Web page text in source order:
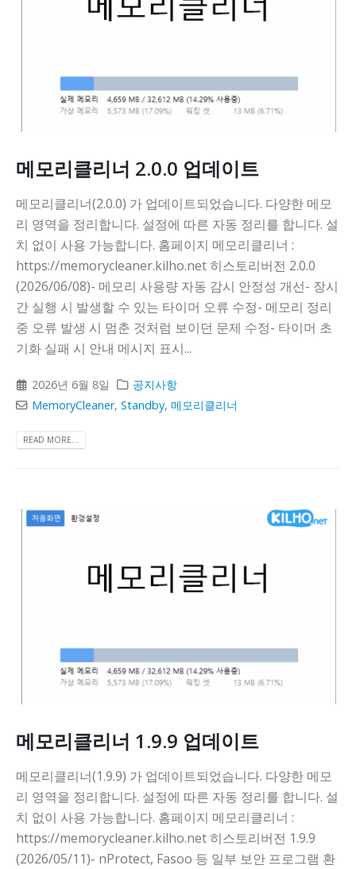
메모리클리너 2.0.0 업데이트
메모리클리너(2.0.0) 가 업데이트되었습니다. 다양한 메모
리 영역을 정리합니다. 설정에 따른 자동 정리를 합니다. 설
치 없이 사용 가능합니다. 홈페이지 메모리클리너 :
https://memorycleaner.kilho.net 히스토리버전 2.0.0
(2026/06/08)- 메모리 사용량 자동 감시 안정성 개선- 장시
간 실행 시 발생할 수 있는 타이머 오류 수정- 메모리 정리
중 오류 발생 시 멈춘 것처럼 보이던 문제 수정- 타이머 초
기화 실패 시 안내 메시지 표시...
2026년 6월 8일
공지사항
MemoryCleaner,Standby,메모리클리너
READ MORE...
메모리클리너 1.9.9 업데이트
메모리클리너(1.9.9) 가 업데이트되었습니다. 다양한 메모
리 영역을 정리합니다. 설정에 따른 자동 정리를 합니다. 설
치 없이 사용 가능합니다. 홈페이지 메모리클리너 :
https://memorycleaner.kilho.net 히스토리버전 1.9.9
(2026/05/11)- nProtect, Fasoo 등 일부 보안 프로그램 환